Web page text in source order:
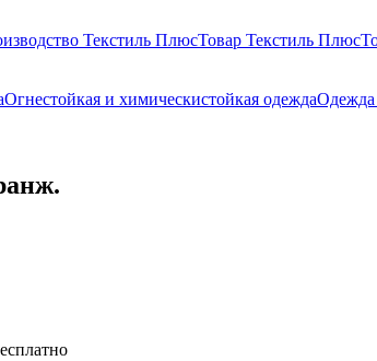
Текстиль ПлюсТовар Текстиль Плюс
Огнестойкая и химическистойкая одеждаОдежда